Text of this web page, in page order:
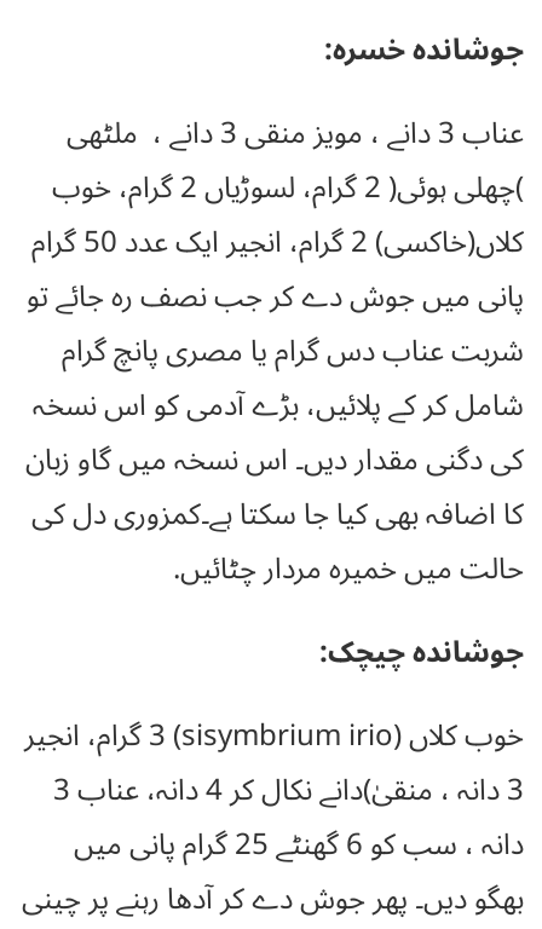
جوشاندہ خسرہ:
عناب 3 دانے ، مویز منقی 3 دانے ، ملٹھی
)چھلی ہوئی( 2 گرام، لسوڑیاں 2 گرام، خوب
کلاں(خاکسی) 2 گرام، انجیر ایک عدد 50 گرام
پانی میں جوش دے کر جب نصف رہ جائے تو
شربت عناب دس گرام یا مصری پانچ گرام
شامل کر کے پلائیں، بڑے آدمی کو اس نسخہ
کی دگنی مقدار دیں۔ اس نسخہ میں گاو زبان
کا اضافہ بھی کیا جا سکتا ہے۔کمزوری دل کی
حالت میں خمیرہ مردار چٹائیں.
جوشاندہ چیچک:
خوب کلاں (sisymbrium irio) 3 گرام، انجیر
3 دانہ ، منقیٰ)دانے نکال کر 4 دانہ، عناب 3
دانہ ، سب کو 6 گھنٹے 25 گرام پانی میں
بھگو دیں۔ پھر جوش دے کر آدھا رہنے پر چینی